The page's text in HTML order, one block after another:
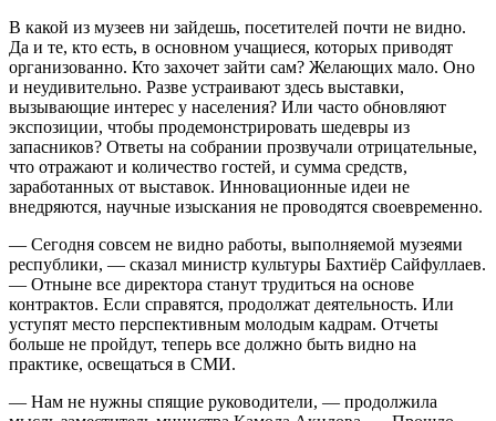
В какой из музеев ни зайдешь, посетителей почти не видно.
Да и те, кто есть, в основном учащиеся, которых приводят
организованно. Кто захочет зайти сам? Желающих мало. Оно
и неудивительно. Разве устраивают здесь выставки,
вызывающие интерес у населения? Или часто обновляют
экспозиции, чтобы продемонстрировать шедевры из
запасников? Ответы на собрании прозвучали отрицательные,
что отражают и количество гостей, и сумма средств,
заработанных от выставок. Инновационные идеи не
внедряются, научные изыскания не проводятся своевременно.
— Сегодня совсем не видно работы, выполняемой музеями
республики, — сказал министр культуры Бахтиёр Сайфуллаев.
— Отныне все директора станут трудиться на основе
контрактов. Если справятся, продолжат деятельность. Или
уступят место перспективным молодым кадрам. Отчеты
больше не пройдут, теперь все должно быть видно на
практике, освещаться в СМИ.
— Нам не нужны спящие руководители, — продолжила